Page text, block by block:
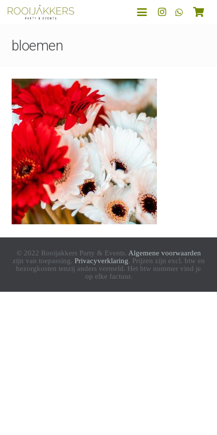
bloemen
© 2022 Rooijakkers Party & Events. Algemene voorwaarden
zijn van toepassing. Privacyverklaring. Prijzen zijn excl. btw en
bezorgkosten tenzij anders vermeld. Het btw nummer vind je
op elke factuur.